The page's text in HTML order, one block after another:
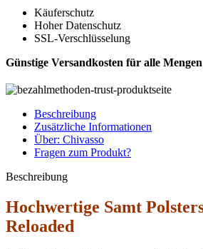
Käuferschutz
Hoher Datenschutz
SSL-Verschlüsselung
Günstige Versandkosten für alle Mengen
Beschreibung
Zusätzliche Informationen
Über: Chivasso
Fragen zum Produkt?
Beschreibung
Hochwertige Samt
Reloaded